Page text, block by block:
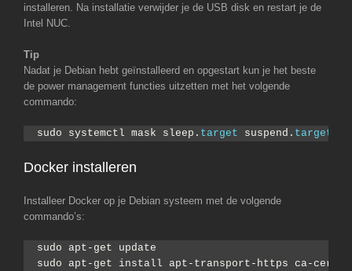
installeren. Na installatie verwijder je de USB disk en restart je de
Intel NUC.
Tip
Nadat je Debian hebt geïnstalleerd en opgestart kun je het beste
de power management functies uitzetten met het volgende
commando:
sudo systemctl mask sleep. target suspend. target
Docker installeren
Installeer Docker op je Debian systeem met de volgende
commando’s:
sudo apt-get update
sudo apt-get install apt-transport-https ca-